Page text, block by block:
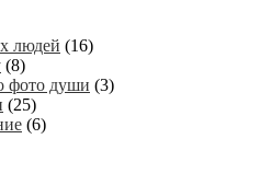
людей (16)
(8)
фото души (3)
(25)
(6)